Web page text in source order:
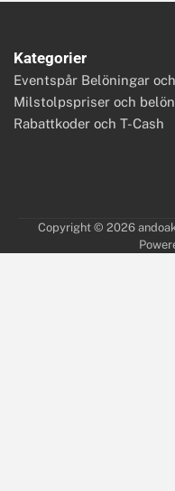
Kategorier
Eventspår Belöningar
Milstolpspriser och
Rabattkoder och T-Cash
Copyright © 2026